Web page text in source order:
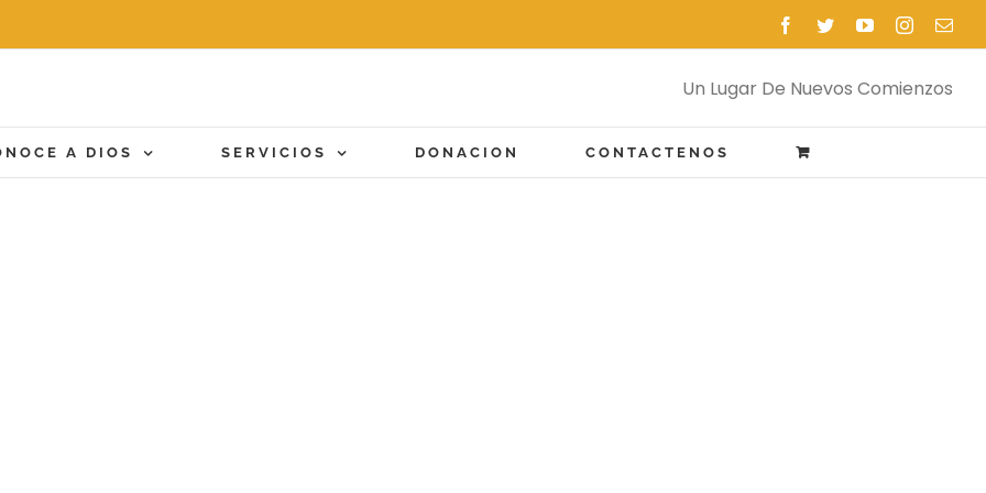
Facebook
TwitterYouTubeInstagram
Un Lugar De Nuevos Comienzos
A DIOS SERVICIOS DONACION CONTACTENOS